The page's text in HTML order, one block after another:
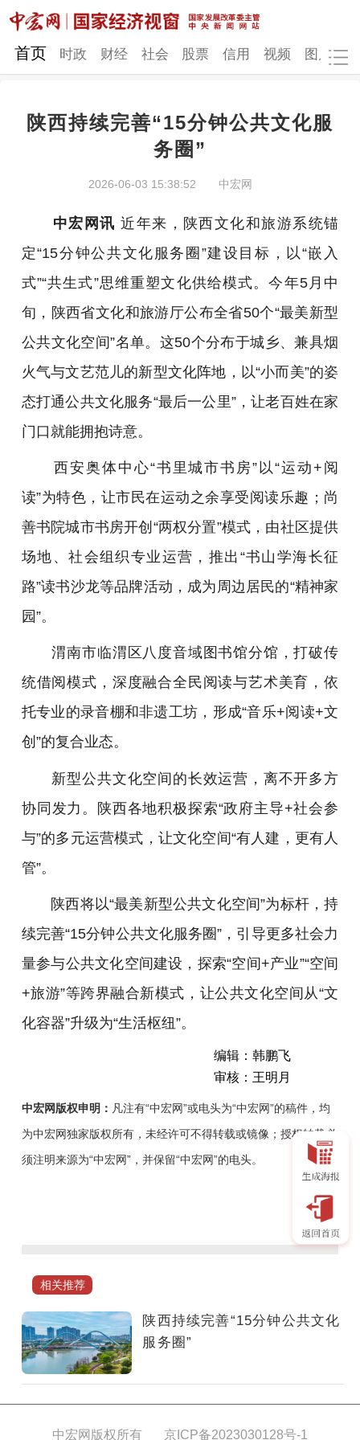
网站地图
图片
地方发展
首页 时政 财经 社会 股票 信用 视频 图片
陕西持续完善“15分钟公共文化服
务圈”
2026-06-03 15:38:52 中宏网
中宏网讯 近年来，陕西文化和旅游系统锚
定“15分钟公共文化服务圈”建设目标，以“嵌入
式”“共生式”思维重塑文化供给模式。今年5月中
旬，陕西省文化和旅游厅公布全省50个“最美新型
公共文化空间”名单。这50个分布于城乡、兼具烟
火气与文艺范儿的新型文化阵地，以“小而美”的姿
态打通公共文化服务“最后一公里”，让老百姓在家
门口就能拥抱诗意。
西安奥体中心“书里城市书房”以“运动+阅
读”为特色，让市民在运动之余享受阅读乐趣；尚
善书院城市书房开创“两权分置”模式，由社区提供
场地、社会组织专业运营，推出“书山学海长征
路”读书沙龙等品牌活动，成为周边居民的“精神家
园”。
渭南市临渭区八度音域图书馆分馆，打破传
统借阅模式，深度融合全民阅读与艺术美育，依
托专业的录音棚和非遗工坊，形成“音乐+阅读+文
创”的复合业态。
新型公共文化空间的长效运营，离不开多方
协同发力。陕西各地积极探索“政府主导+社会参
与”的多元运营模式，让文化空间“有人建，更有人
管”。
陕西将以“最美新型公共文化空间”为标杆，持
续完善“15分钟公共文化服务圈”，引导更多社会力
量参与公共文化空间建设，探索“空间+产业”“空间
+旅游”等跨界融合新模式，让公共文化空间从“文
化容器”升级为“生活枢纽”。
编辑：韩鹏飞
审核：王明月
中宏网版权申明： 凡注有“中宏网”或电头为“中宏网”的稿件，均
为中宏网独家版权所有，未经许可不得转载或镜像；授权转载必
须注明来源为“中宏网”，并保留“中宏网”的电头。
西
化
和
旅
游
相关推荐
陕西持续完善“15分钟公共文化
服务圈”
中宏网版权所有 京ICP备2023030128号-1